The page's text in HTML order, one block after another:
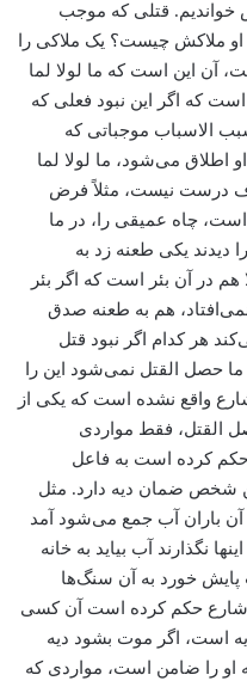
قتلی که موجب
ملاکش چیست؟ یک ملاکی را
آن این است که ما لولا لما
که اگر این نبود فعلی که
الاسباب موجباتی که
اطلاق می‌شود، ما لولا لما
درست نیست، مثلاً فرض
چاه عمیقی را، در ما
دیدند یکی طعنه زد به
هم در آن بئر است که اگر بئر
هم به طعنه صدق
هر کدام اگر نبود قتل
حصل القتل نمی‌شود این را
واقع نشده است که یکی از
القتل، فقط مواردی
کرده است به فاعل
شخص ضمان دیه دارد. مثل
آن باران آب جمع می‌شود آمد
نگذارند آب بیاید به خانه
پایش خورد به آن سنگ‌ها
شارع حکم کرده است آن کسی
است، اگر موت بشود دیه
او را ضامن است، مواردی که